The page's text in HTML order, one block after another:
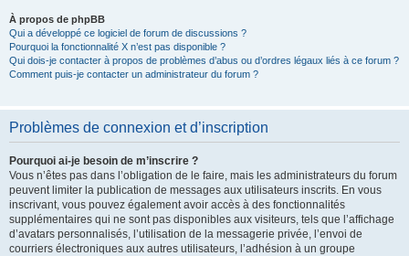
À propos de phpBB
Qui a développé ce logiciel de forum de discussions ?
Pourquoi la fonctionnalité X n’est pas disponible ?
Qui dois-je contacter à propos de problèmes d’abus ou d’ordres légaux liés à ce forum ?
Comment puis-je contacter un administrateur du forum ?
Problèmes de connexion et d’inscription
Pourquoi ai-je besoin de m’inscrire ?
Vous n’êtes pas dans l’obligation de le faire, mais les administrateurs du forum
peuvent limiter la publication de messages aux utilisateurs inscrits. En vous
inscrivant, vous pouvez également avoir accès à des fonctionnalités
supplémentaires qui ne sont pas disponibles aux visiteurs, tels que l’affichage
d’avatars personnalisés, l’utilisation de la messagerie privée, l’envoi de
courriers électroniques aux autres utilisateurs, l’adhésion à un groupe